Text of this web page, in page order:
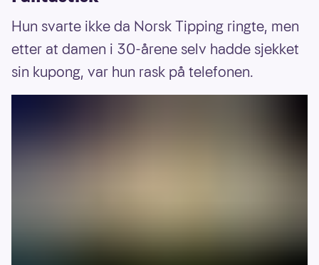
Hun svarte ikke da Norsk Tipping ringte, men
etter at damen i 30-årene selv hadde sjekket
sin kupong, var hun rask på telefonen.